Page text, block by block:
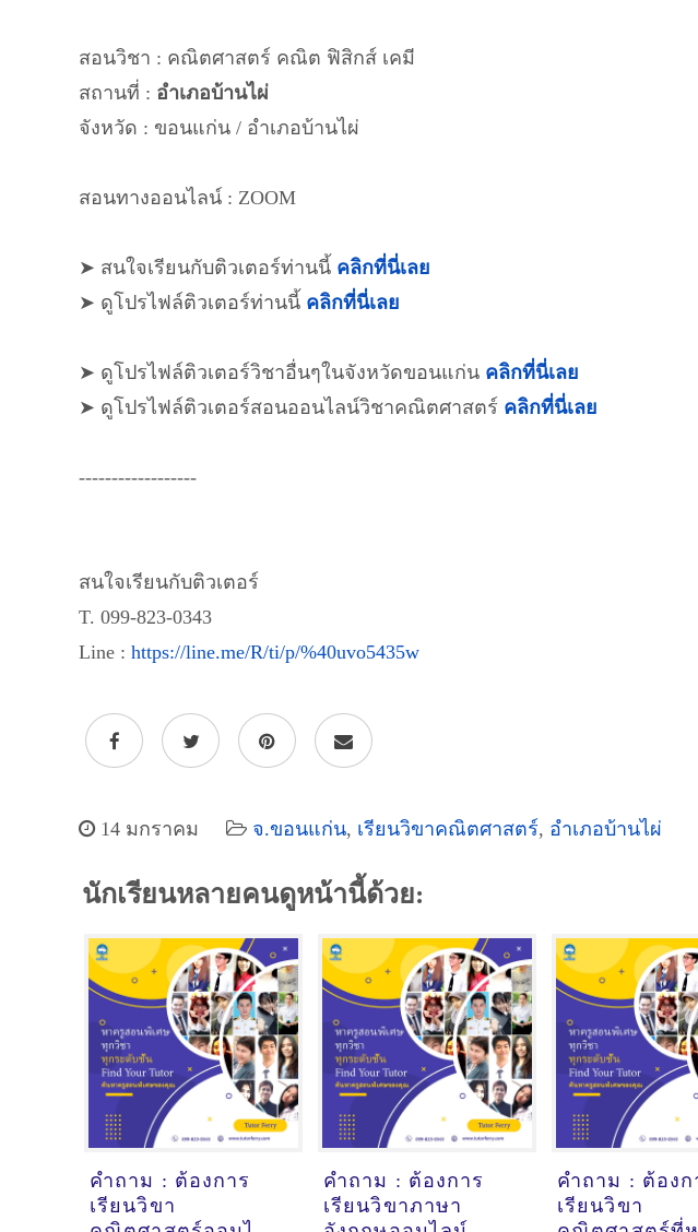
สอนวิชา : คณิตศาสตร์ คณิต ฟิสิกส์ เคมี
สถานที่ : อำเภอบ้านไผ่
จังหวัด : ขอนแก่น / อำเภอบ้านไผ่
สอนทางออนไลน์ : ZOOM
➤ สนใจเรียนกับติวเตอร์ท่านนี้ คลิกที่นี่เลย
➤ ดูโปรไฟล์ติวเตอร์ท่านนี้ คลิกที่นี่เลย
➤ ดูโปรไฟล์ติวเตอร์วิชาอื่นๆในจังหวัดขอนแก่น คลิกที่นี่เลย
➤ ดูโปรไฟล์ติวเตอร์สอนออนไลน์วิชาคณิตศาสตร์ คลิกที่นี่เลย
------------------
สนใจเรียนกับติวเตอร์
T. 099-823-0343
Line : https://line.me/R/ti/p/%40uvo5435w
14 มกราคม จ.ขอนแก่น, เรียนวิขาคณิตศาสตร์, อำเภอบ้านไผ่
นักเรียนหลายคนดูหน้านี้ด้วย:
คำถาม : ต้องการ
เรียนวิขา
คำถาม : ต้องการ
เรียนวิขาภาษา
คำถาม : ต้องก
เรียนวิขา